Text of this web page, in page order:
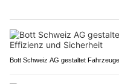
Bott Schweiz AG gestaltet